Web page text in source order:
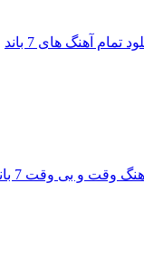
تمام آهنگ های 7 باند
وقت و بی وقت 7 باند